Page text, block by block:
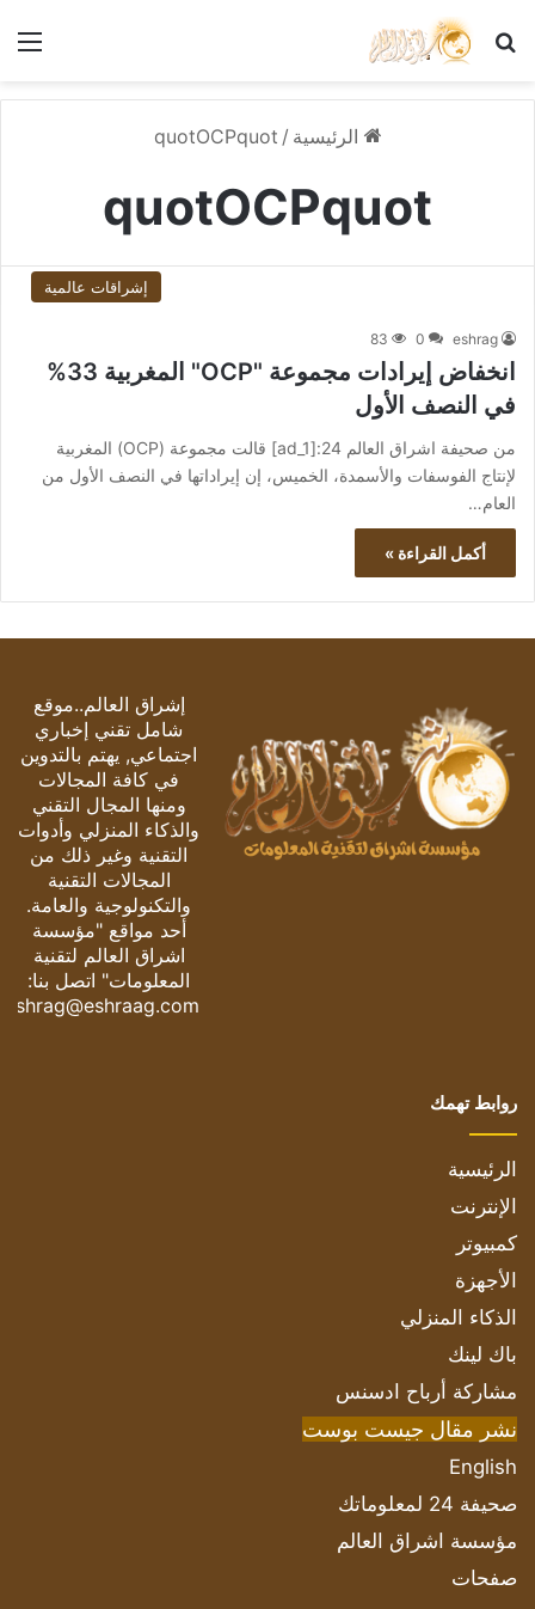
بحث عن
الرئيسية /
quotOCPquot
quotOCPquot
إشراقات عالمية
eshrag
0
83
انخفاض إيرادات مجموعة "OCP" المغربية 33%
في النصف الأول
من صحيفة اشراق العالم 24:[ad_1] قالت مجموعة (OCP) المغربية
لإنتاج الفوسفات والأسمدة، الخميس، إن إيراداتها في النصف الأول من
العام…
أكمل القراءة »
إشراق العالم..موقع
شامل تقني إخباري
اجتماعي, يهتم بالتدوين
في كافة المجالات
ومنها المجال التقني
والذكاء المنزلي وأدوات
التقنية وغير ذلك من
المجالات التقنية
والتكنولوجية والعامة.
أحد مواقع "مؤسسة
اشراق العالم لتقنية
المعلومات" اتصل بنا:
eshrag@eshraag.com
روابط تهمك
الرئيسية
الإنترنت
كمبيوتر
الأجهزة
الذكاء المنزلي
باك لينك
مشاركة أرباح ادسنس
نشر مقال جيست بوست
English
صحيفة 24 لمعلوماتك
مؤسسة اشراق العالم
صفحات